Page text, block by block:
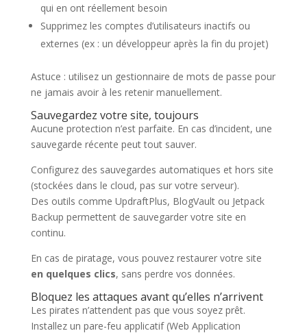
qui en ont réellement besoin
Supprimez les comptes d’utilisateurs inactifs ou
externes (ex : un développeur après la fin du projet)
Astuce : utilisez un gestionnaire de mots de passe pour
ne jamais avoir à les retenir manuellement.
Sauvegardez votre site, toujours
Aucune protection n’est parfaite. En cas d’incident, une
sauvegarde récente peut tout sauver.
Configurez des sauvegardes automatiques et hors site
(stockées dans le cloud, pas sur votre serveur).
Des outils comme UpdraftPlus, BlogVault ou Jetpack
Backup permettent de sauvegarder votre site en
continu.
En cas de piratage, vous pouvez restaurer votre site
en quelques clics, sans perdre vos données.
Bloquez les attaques avant qu’elles n’arrivent
Les pirates n’attendent pas que vous soyez prêt.
Installez un pare-feu applicatif (Web Application